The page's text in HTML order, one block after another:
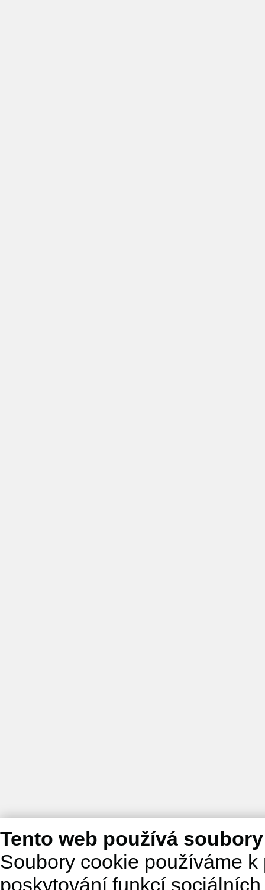
Tento web používá
Soubory cookie používáme
poskytování funkcí